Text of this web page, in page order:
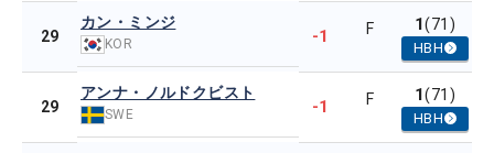
29
カン・ミンジ
KOR -1 F 1(71)
HBH
29
アンナ・ノルドクビスト
SWE -1 F 1(71)
HBH